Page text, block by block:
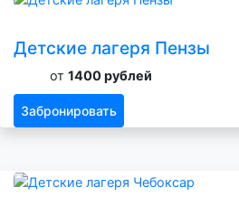
Детские лагеря Пензы
от 1400 рублей
Забронировать